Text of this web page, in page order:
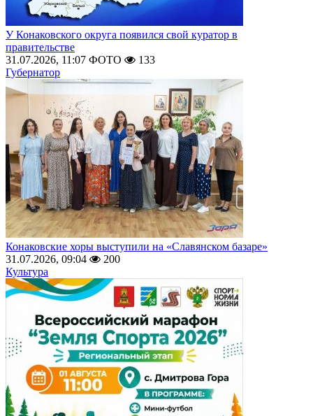
У Конаковского округа появился свой куратор в
правительстве
31.07.2026, 11:07 ФОТО
133
Губернатор
Конаковские хоры выступили на «Славянском базаре»
31.07.2026, 09:04
200
Культура